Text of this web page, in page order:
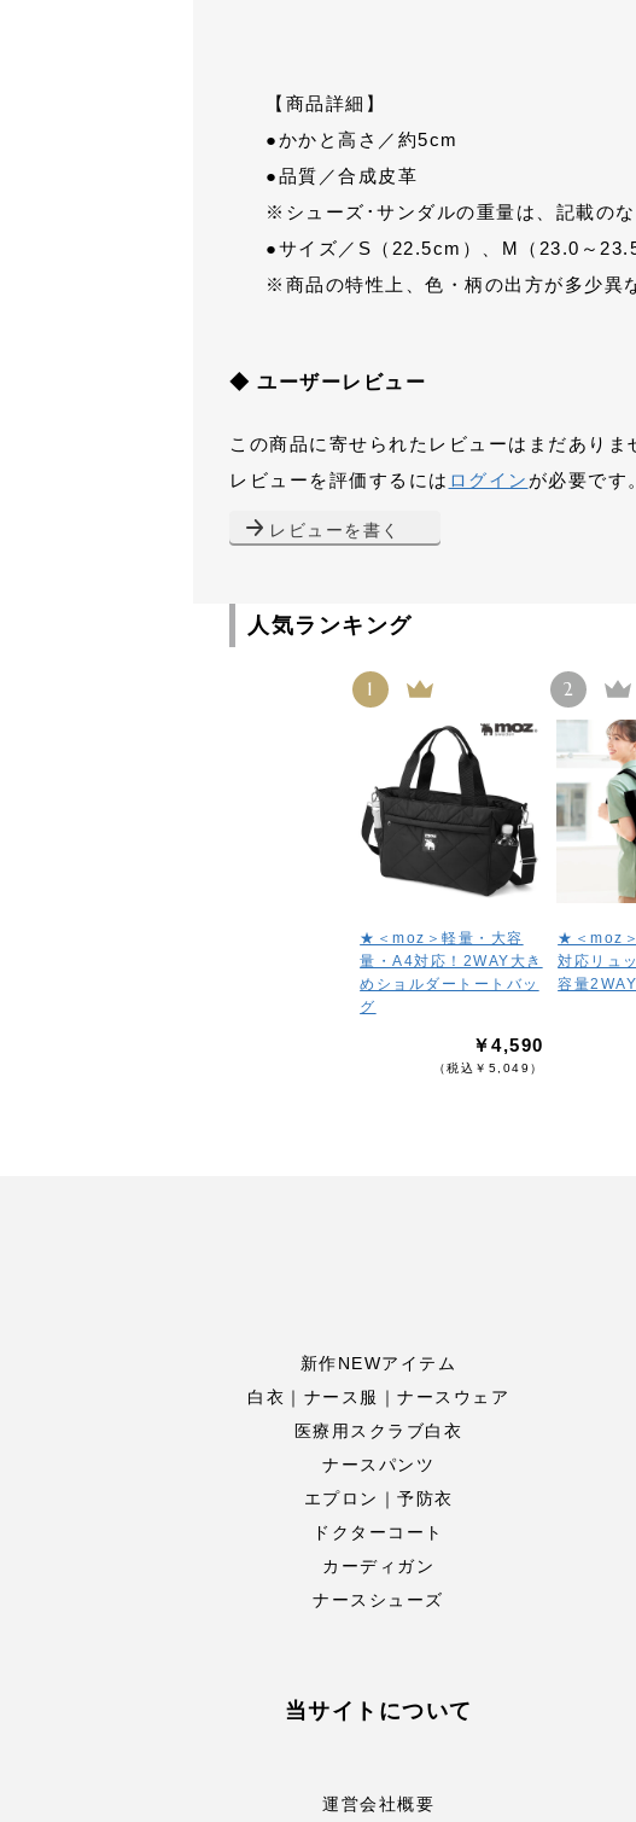
【商品詳細】
●かかと高さ／約5cm
●品質／合成皮革
※シューズ･サンダルの重量は、記載の
●サイズ／S（22.5cm）、M（23.0～
※商品の特性上、色・柄の出方が多少異
◆ ユーザーレビュー
この商品に寄せられたレビューはまだありま
レビューを評価するには ログイン が必要です。
レビューを書く
人気ランキング
1
★＜moz＞軽量・大容
量・A4対応！2WAY大き
めショルダートートバッ
グ
￥4,590
（税込￥5,049）
2
★＜moz
対応リュ
容量
新作NEWアイテム
白衣｜ナース服｜ナースウェア
医療用スクラブ白衣
ナースパンツ
エプロン｜予防衣
ドクターコート
カーディガン
ナースシューズ
当サイトについて
運営会社概要